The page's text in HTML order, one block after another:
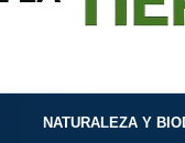
NATURALEZA Y